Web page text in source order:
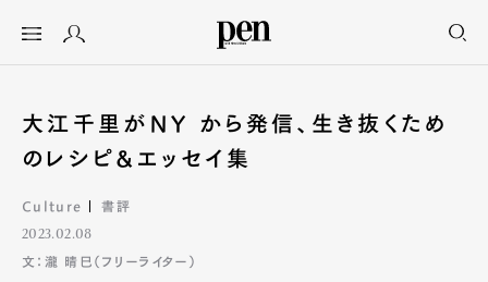
大江千里がNY から発信、生き抜くため
のレシピ&エッセイ集
Culture 書評
2023.02.08
文：瀧 晴巳（フリーライター）